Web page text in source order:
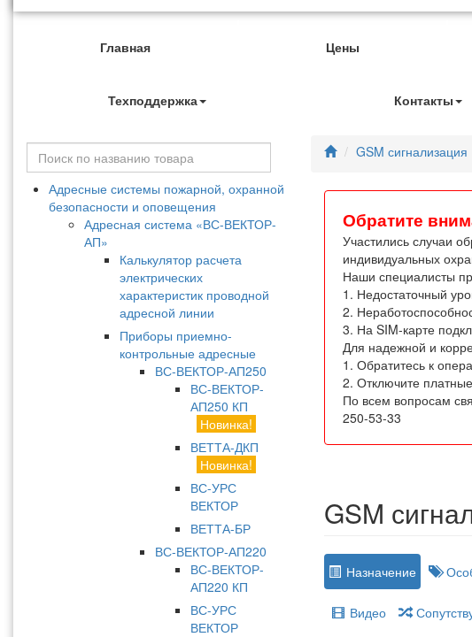
Главная Цены
Техподдержка Контакты
Адресные системы пожарной, охранной
безопасности и оповещения
Адресная система «ВС-ВЕКТОР-
АП»
Калькулятор расчета
электрических
характеристик проводной
адресной линии
Приборы приемно-
контрольные адресные
ВС-ВЕКТОР-АП250
ВС-ВЕКТОР-
АП250 КП
Новинка!
ВЕТТА-ДКП
Новинка!
ВС-УРС
ВЕКТОР
ВЕТТА-БР
ВС-ВЕКТОР-АП220
ВС-ВЕКТОР-
АП220 КП
ВС-УРС
ВЕКТОР
GSM сигнализация
Обратите
Участились случаи
индивидуальных
Наши специалисты
1. Недостаточный
2.
3. На SIM-карте
Для надежной и
1. Обратитесь к
2. Отключите
По всем вопросам
250-53-33
GSM
Назначение
Видео